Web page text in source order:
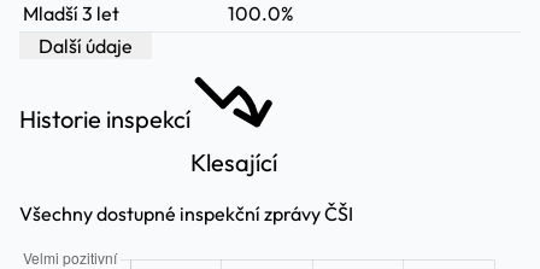
Mladší 3 let
100.0%
Další údaje
Historie inspekcí
Klesající
Všechny dostupné inspekční zprávy ČŠI